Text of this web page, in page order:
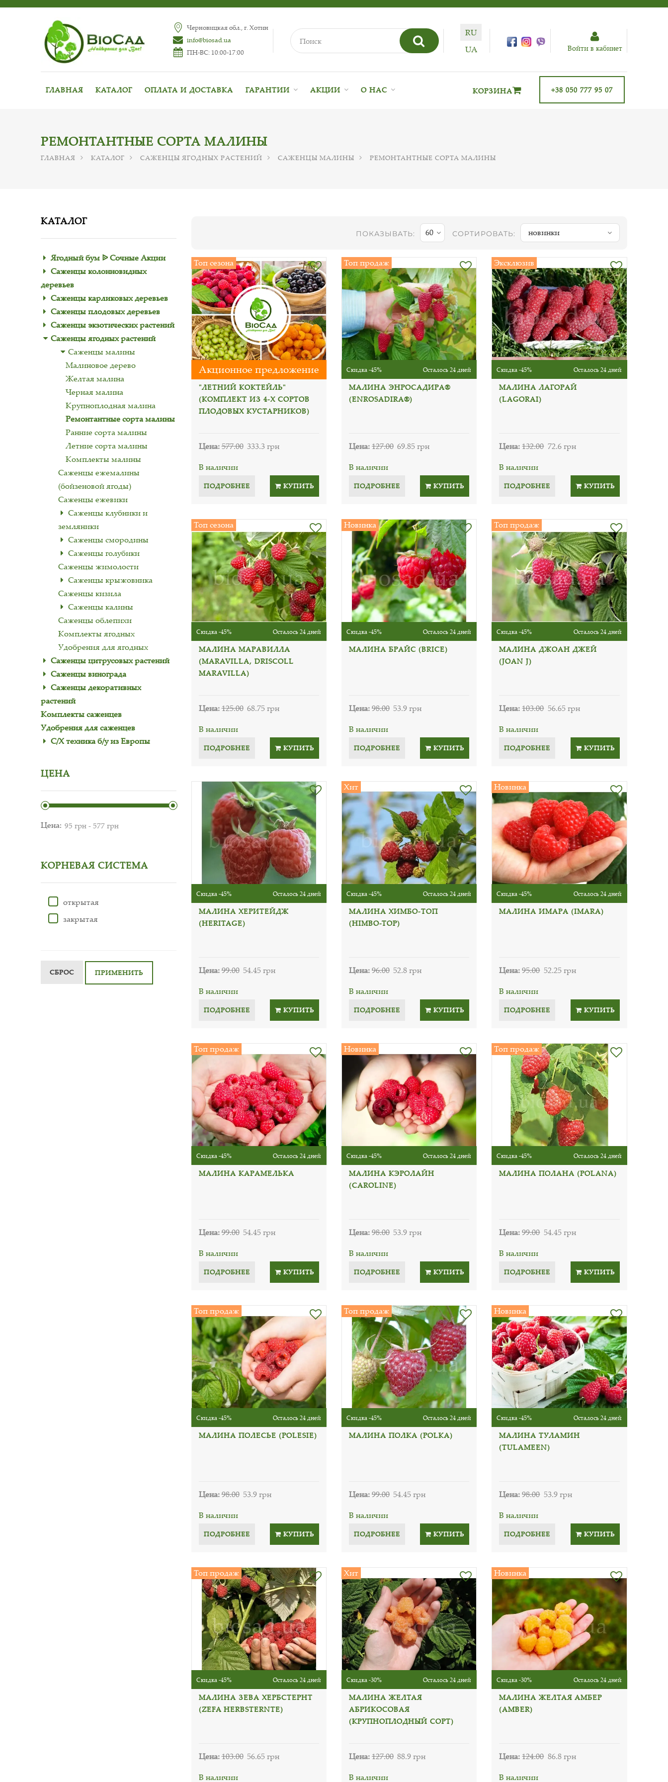
Черновицкая обл., г. Хотин
info@biosad.ua
ПН-ВС: 10:00-17:00
RU
UA
Войти в кабинет
ГЛАВНАЯ КАТАЛОГ ОПЛАТА И ДОСТАВКА ГАРАНТИИ АКЦИИ О НАС +38 050 777 95 07
КОРЗИНА
РЕМОНТАНТНЫЕ СОРТА МАЛИНЫ
ГЛАВНАЯ КАТАЛОГ САЖЕНЦЫ ЯГОДНЫХ РАСТЕНИЙ САЖЕНЦЫ МАЛИНЫ РЕМОНТАНТНЫЕ СОРТА МАЛИНЫ
КАТАЛОГ
Ягодный бум ᐉ Сочные Акции
Саженцы колонновидных
деревьев
Саженцы карликовых деревьев
Саженцы плодовых деревьев
Саженцы экзотических растений
Саженцы ягодных растений
Саженцы малины
Малиновое дерево
Желтая малина
Черная малина
Крупноплодная малина
Ремонтантные сорта малины
Ранние сорта малины
Летние сорта малины
Комплекты малины
Саженцы ежемалины
(бойзеновой ягоды)
Саженцы ежевики
Саженцы клубники и
земляники
Саженцы смородины
Саженцы голубики
Саженцы жимолости
Саженцы крыжовника
Саженцы кизила
Саженцы калины
Саженцы облепихи
Комплекты ягодных
Удобрения для ягодных
Саженцы цитрусовых растений
Саженцы винограда
Саженцы декоративных
растений
Комплекты саженцев
Удобрения для саженцев
С/Х техника б/у из Европы
ЦЕНА
Цена:
КОРНЕВАЯ СИСТЕМА
открытая
закрытая
СБРОС ПРИМЕНИТЬ
ПОКАЗЫВАТЬ: 60 СОРТИРОВАТЬ: новинки
Топ сезона
Акционное предложение
"ЛЕТНИЙ КОКТЕЙЛЬ"
(КОМПЛЕКТ ИЗ 4-Х СОРТОВ
ПЛОДОВЫХ КУСТАРНИКОВ)
Цена:577.00 333.3 грн
В наличии
ПОДРОБНЕЕ КУПИТЬ
Топ продаж
Скидка -45% Осталось 24 дней
МАЛИНА ЭНРОСАДИРА®
(ENROSADIRA®)
Цена:127.00 69.85 грн
В наличии
ПОДРОБНЕЕ КУПИТЬ
Эксклюзив
Скидка -45% Осталось 24 дней
МАЛИНА ЛАГОРАЙ
(LAGORAI)
Цена:132.00 72.6 грн
В наличии
ПОДРОБНЕЕ КУПИТЬ
Топ сезона
Скидка -45% Осталось 24 дней
МАЛИНА МАРАВИЛЛА
(MARAVILLA, DRISCOLL
MARAVILLA)
Цена:125.00 68.75 грн
В наличии
ПОДРОБНЕЕ КУПИТЬ
Новинка
Скидка -45% Осталось 24 дней
МАЛИНА БРАЙС (BRICE)
Цена:98.00 53.9 грн
В наличии
ПОДРОБНЕЕ КУПИТЬ
Топ продаж
Скидка -45% Осталось 24 дней
МАЛИНА ДЖОАН ДЖЕЙ
(JOAN J)
Цена:103.00 56.65 грн
В наличии
ПОДРОБНЕЕ КУПИТЬ
Скидка -45% Осталось 24 дней
МАЛИНА ХЕРИТЕЙДЖ
(HERITAGE)
Цена:99.00 54.45 грн
В наличии
ПОДРОБНЕЕ КУПИТЬ
Хит
Скидка -45% Осталось 24 дней
МАЛИНА ХИМБО-ТОП
(HIMBO-TOP)
Цена:96.00 52.8 грн
В наличии
ПОДРОБНЕЕ КУПИТЬ
Новинка
Скидка -45% Осталось 24 дней
МАЛИНА ИМАРА (IMARA)
Цена:95.00 52.25 грн
В наличии
ПОДРОБНЕЕ КУПИТЬ
Топ продаж
Скидка -45% Осталось 24 дней
МАЛИНА КАРАМЕЛЬКА
Цена:99.00 54.45 грн
В наличии
ПОДРОБНЕЕ КУПИТЬ
Новинка
Скидка -45% Осталось 24 дней
МАЛИНА КЭРОЛАЙН
(CAROLINE)
Цена:98.00 53.9 грн
В наличии
ПОДРОБНЕЕ КУПИТЬ
Топ продаж
Скидка -45% Осталось 24 дней
МАЛИНА ПОЛАНА (POLANA)
Цена:99.00 54.45 грн
В наличии
ПОДРОБНЕЕ КУПИТЬ
Топ продаж
Скидка -45% Осталось 24 дней
МАЛИНА ПОЛЕСЬЕ (POLESIE)
Цена:98.00 53.9 грн
В наличии
ПОДРОБНЕЕ КУПИТЬ
Топ продаж
Скидка -45% Осталось 24 дней
МАЛИНА ПОЛКА (POLKA)
Цена:99.00 54.45 грн
В наличии
ПОДРОБНЕЕ КУПИТЬ
Новинка
Скидка -45% Осталось 24 дней
МАЛИНА ТУЛАМИН
(TULAMEEN)
Цена:98.00 53.9 грн
В наличии
ПОДРОБНЕЕ КУПИТЬ
Топ продаж
Скидка -45% Осталось 24 дней
МАЛИНА ЗЕВА ХЕРБСТЕРНТ
(ZEFA HERBSTERNTE)
Цена:103.00 56.65 грн
В наличии
Хит
Скидка -30% Осталось 24 дней
МАЛИНА ЖЕЛТАЯ
АБРИКОСОВАЯ
(КРУПНОПЛОДНЫЙ СОРТ)
Цена:127.00 88.9 грн
В наличии
Новинка
Скидка -30% Осталось 24 дней
МАЛИНА ЖЕЛТАЯ АМБЕР
(AMBER)
Цена:124.00 86.8 грн
В наличии